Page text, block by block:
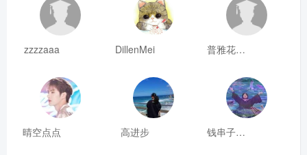
zzzzaaa DillenMei 普雅花qya
晴空点点 高进步 钱串子123